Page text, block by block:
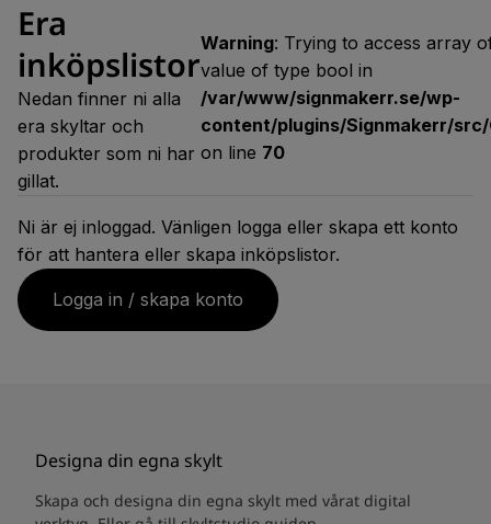
Era
inköpslistor
Nedan finner ni alla
era skyltar och
produkter som ni har
gillat.
Warning: Trying to access array
value of type bool in
/var/www/signmakerr.se/wp-
content/plugins/Signmakerr/
on line 70
Ni är ej inloggad. Vänligen logga eller skapa ett konto
för att hantera eller skapa inköpslistor.
Logga in / skapa konto
Designa din egna skylt
Skapa och designa din egna skylt med vårat digital